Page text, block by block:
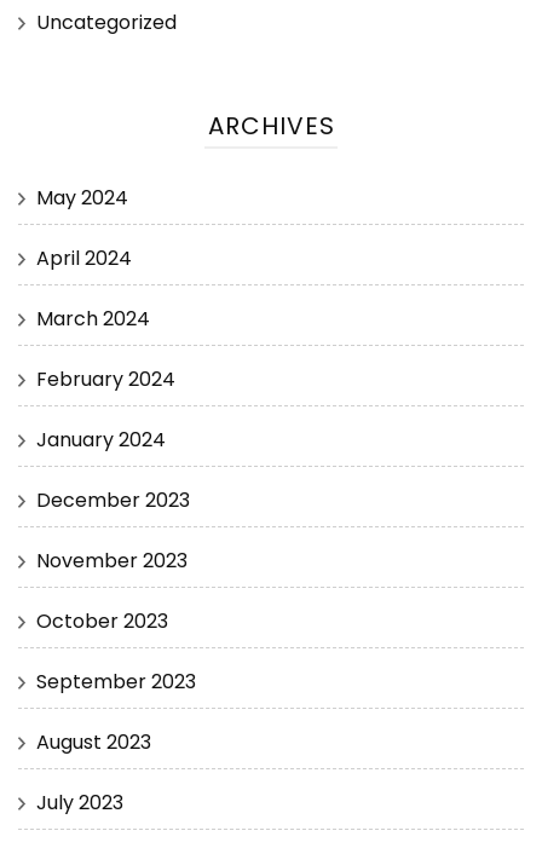
Uncategorized
ARCHIVES
May 2024
April 2024
March 2024
February 2024
January 2024
December 2023
November 2023
October 2023
September 2023
August 2023
July 2023